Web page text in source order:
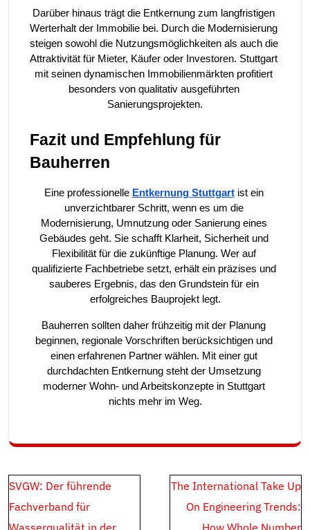
Darüber hinaus trägt die Entkernung zum langfristigen
Werterhalt der Immobilie bei. Durch die Modernisierung
steigen sowohl die Nutzungsmöglichkeiten als auch die
Attraktivität für Mieter, Käufer oder Investoren. Stuttgart
mit seinen dynamischen Immobilienmärkten profitiert
besonders von qualitativ ausgeführten
Sanierungsprojekten.
Fazit und Empfehlung für
Bauherren
Eine professionelle Entkernung Stuttgart ist ein
unverzichtbarer Schritt, wenn es um die
Modernisierung, Umnutzung oder Sanierung eines
Gebäudes geht. Sie schafft Klarheit, Sicherheit und
Flexibilität für die zukünftige Planung. Wer auf
qualifizierte Fachbetriebe setzt, erhält ein präzises und
sauberes Ergebnis, das den Grundstein für ein
erfolgreiches Bauprojekt legt.
Bauherren sollten daher frühzeitig mit der Planung
beginnen, regionale Vorschriften berücksichtigen und
einen erfahrenen Partner wählen. Mit einer gut
durchdachten Entkernung steht der Umsetzung
moderner Wohn- und Arbeitskonzepte in Stuttgart
nichts mehr im Weg.
Post
navigation
SVGW: Der führende
Fachverband für
The International Take Up
On Engineering Trends: